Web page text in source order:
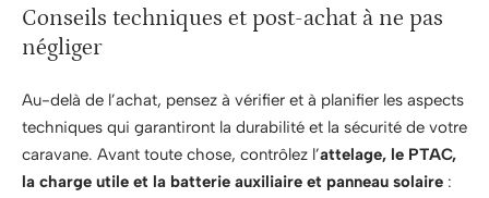
Conseils techniques et post-achat à ne pas
négliger
Au-delà de l’achat, pensez à vérifier et à planifier les aspects
techniques qui garantiront la durabilité et la sécurité de votre
caravane. Avant toute chose, contrôlez l’attelage, le PTAC,
la charge utile et la batterie auxiliaire et panneau solaire :